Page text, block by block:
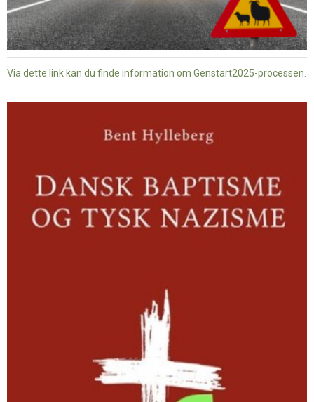
Via dette link kan du finde information om Genstart2025-processen.